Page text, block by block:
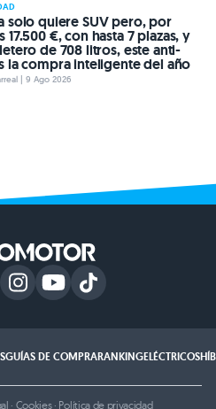
solo quiere SUV pero, por
17.500 €, con hasta 7 plazas, y
de 708 litros, este anti-
la compra inteligente del año
| 9 Ago 2026
GUÍAS DE COMPRARANKINGELÉCTRICOS
· Cookies· Política de privacidad